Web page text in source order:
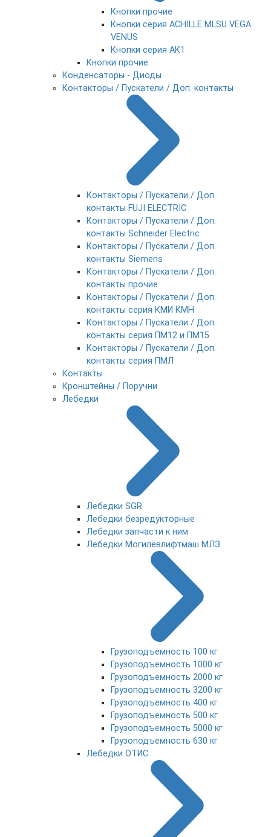
Кнопки прочие
Кнопки серия ACHILLE MLSU VEGA
VENUS
Кнопки серия АК1
Кнопки прочие
Конденсаторы - Диоды
Контакторы / Пускатели / Доп. контакты
Контакторы / Пускатели / Доп.
контакты FUJI ELECTRIC
Контакторы / Пускатели / Доп.
контакты Schneider Electric
Контакторы / Пускатели / Доп.
контакты Siemens
Контакторы / Пускатели / Доп.
контакты прочие
Контакторы / Пускатели / Доп.
контакты серия КМИ КМН
Контакторы / Пускатели / Доп.
контакты серия ПМ12 и ПМ15
Контакторы / Пускатели / Доп.
контакты серия ПМЛ
Контакты
Кронштейны / Поручни
Лебедки
Лебедки SGR
Лебедки безредукторные
Лебедки запчасти к ним
Лебедки Могилёвлифтмаш МЛЗ
Грузоподъемность 100 кг
Грузоподъемность 1000 кг
Грузоподъемность 2000 кг
Грузоподъемность 3200 кг
Грузоподъемность 400 кг
Грузоподъемность 500 кг
Грузоподъемность 5000 кг
Грузоподъемность 630 кг
Лебедки ОТИС